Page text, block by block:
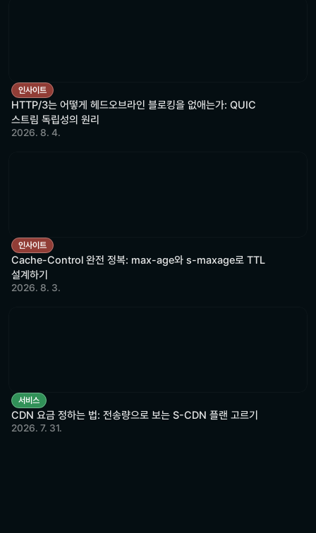
인사이트
HTTP/3는 어떻게 헤드오브라인 블로킹을 없애는가: QUIC
스트림 독립성의 원리
2026. 8. 4.
인사이트
Cache-Control 완전 정복: max-age와 s-maxage로 TTL
설계하기
2026. 8. 3.
서비스
CDN 요금 정하는 법: 전송량으로 보는 S-CDN 플랜 고르기
2026. 7. 31.